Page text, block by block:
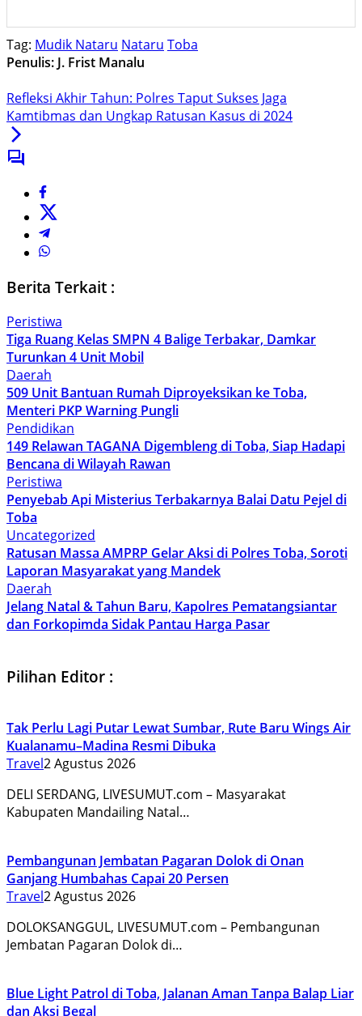
Tag: Mudik Nataru Nataru Toba
Penulis: J. Frist Manalu
Refleksi Akhir Tahun: Polres Taput Sukses Jaga
Kamtibmas dan Ungkap Ratusan Kasus di 2024
Berita Terkait :
Peristiwa
Tiga Ruang Kelas SMPN 4 Balige Terbakar, Damkar
Turunkan 4 Unit Mobil
Daerah
509 Unit Bantuan Rumah Diproyeksikan ke Toba,
Menteri PKP Warning Pungli
Pendidikan
149 Relawan TAGANA Digembleng di Toba, Siap Hadapi
Bencana di Wilayah Rawan
Peristiwa
Penyebab Api Misterius Terbakarnya Balai Datu Pejel di
Toba
Uncategorized
Ratusan Massa AMPRP Gelar Aksi di Polres Toba, Soroti
Laporan Masyarakat yang Mandek
Daerah
Jelang Natal & Tahun Baru, Kapolres Pematangsiantar
dan Forkopimda Sidak Pantau Harga Pasar
Pilihan Editor :
Tak Perlu Lagi Putar Lewat Sumbar, Rute Baru Wings Air
Kualanamu–Madina Resmi Dibuka
Travel2 Agustus 2026
DELI SERDANG, LIVESUMUT.com – Masyarakat
Kabupaten Mandailing Natal…
Pembangunan Jembatan Pagaran Dolok di Onan
Ganjang Humbahas Capai 20 Persen
Travel2 Agustus 2026
DOLOKSANGGUL, LIVESUMUT.com – Pembangunan
Jembatan Pagaran Dolok di…
Blue Light Patrol di Toba, Jalanan Aman Tanpa Balap Liar
dan Aksi Begal